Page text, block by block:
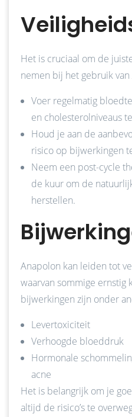
Het is cruciaal om de
nemen bij het gebruik
Voer regelmatig
en cholesterolniveaus
Houd je aan de
risico op bijwerkingen
Neem een post-cycle
de kuur om de
herstellen.
Anapolon kan leiden tot
waarvan sommige ernstig
bijwerkingen zijn onder
Levertoxiciteit
Verhoogde bloeddruk
Hormonale
acne
Het is belangrijk om je
altijd de risico’s te